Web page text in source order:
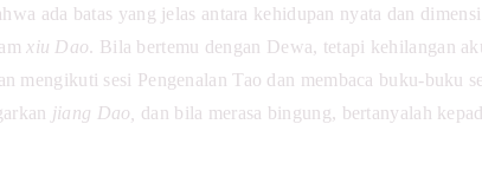
ada batas yang jelas antara kehidupan nyata dan
xiu Dao. Bila bertemu dengan Dewa, tetapi kehilangan
mengikuti sesi Pengenalan Tao dan membaca buku-buku
jiang Dao, dan bila merasa bingung, bertanyalah